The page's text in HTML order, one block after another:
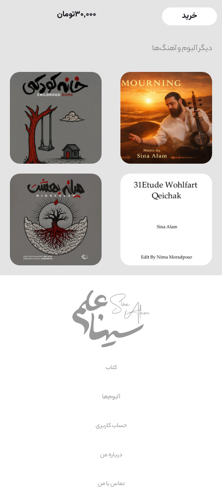
خرید 30,000تومان
دیگر آلبوم و آهنگ‌ها
کتاب
آلبوم‌ها
حساب کاربری
درباره من
تماس بامن